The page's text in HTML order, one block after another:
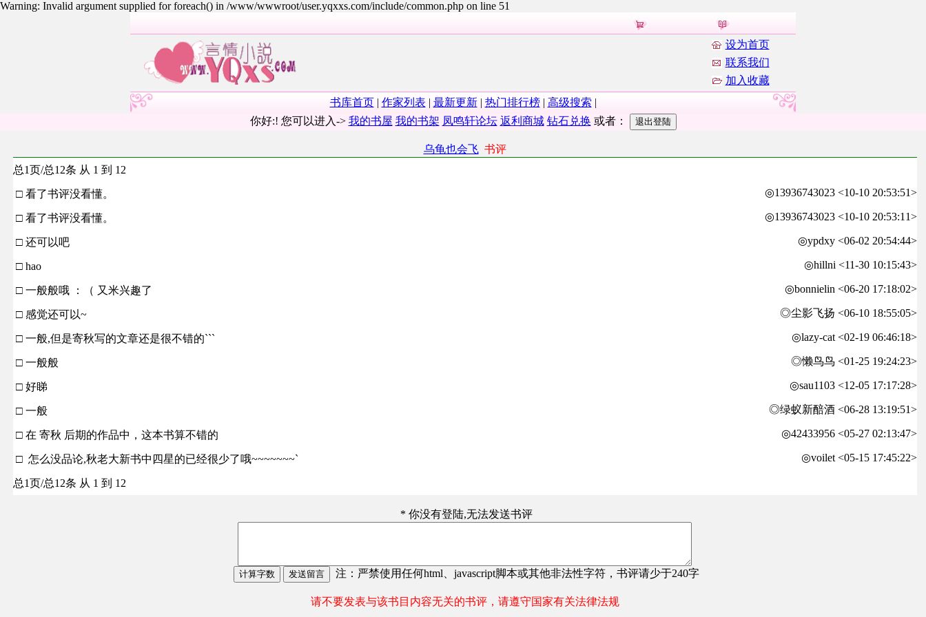
Warning: Invalid argument supplied for foreach() in /www/wwwroot/user.yqxxs.com/include/common.php on line 51
设为首页
联系我们
加入收藏
书库首页| 作家列表 | 最新更新| 热门排行榜| 高级搜索 |
你好:! 您可以进入-> 我的书屋 我的书架 凤鸣轩论坛 返利商城 钻石兑换 或者：
乌龟也会飞书评
总1页/总12条 从 1 到 12
□ 看了书评没看懂。 ◎13936743023 <10-10 20:53:51>
□ 看了书评没看懂。 ◎13936743023 <10-10 20:53:11>
□ 还可以吧 ◎ypdxy <06-02 20:54:44>
□ hao ◎hillni <11-30 10:15:43>
□ 一般般哦 ：（ 又米兴趣了 ◎bonnielin <06-20 17:18:02>
□ 感觉还可以~ ◎尘影飞扬 <06-10 18:55:05>
□ 一般,但是寄秋写的文章还是很不错的``` ◎lazy-cat <02-19 06:46:18>
□ 一般般 ◎懒鸟鸟 <01-25 19:24:23>
□ 好睇 ◎sau1103 <12-05 17:17:28>
□ 一般 ◎绿蚁新醅酒 <06-28 13:19:51>
□ 在 寄秋 后期的作品中，这本书算不错的 ◎42433956 <05-27 02:13:47>
□ 怎么没品论,秋老大新书中四星的已经很少了哦~~~~~~~` ◎voilet <05-15 17:45:22>
总1页/总12条 从 1 到 12
* 你没有登陆,无法发送书评
注：严禁使用任何html、javascript脚本或其他非法性字符，书评请少于240字
请不要发表与该书目内容无关的书评，请遵守国家有关法律法规